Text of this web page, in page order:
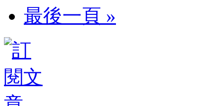
最後一頁 »